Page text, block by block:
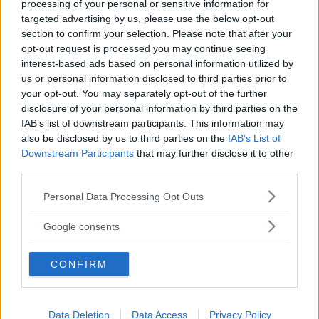
processing of your personal or sensitive information for
targeted advertising by us, please use the below opt-out
section to confirm your selection. Please note that after your
opt-out request is processed you may continue seeing
interest-based ads based on personal information utilized by
us or personal information disclosed to third parties prior to
your opt-out. You may separately opt-out of the further
disclosure of your personal information by third parties on the
IAB’s list of downstream participants. This information may
also be disclosed by us to third parties on the IAB’s List of
Downstream Participants that may further disclose it to other
Please note that this website/app uses one or more Google
not limited to your visit or usage behaviour. You may click to
use your data for below specified purposes in below Google
consent section.
Personal Data Processing Opt Outs
Google consents
CONFIRM
Data Deletion Data Access Privacy Policy